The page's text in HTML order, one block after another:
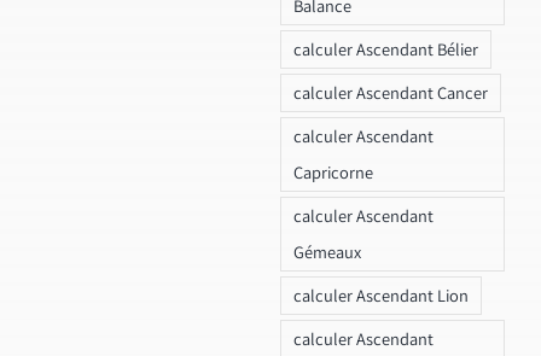
Balance
calculer Ascendant Bélier
calculer Ascendant Cancer
calculer Ascendant
Capricorne
calculer Ascendant
Gémeaux
calculer Ascendant Lion
calculer Ascendant